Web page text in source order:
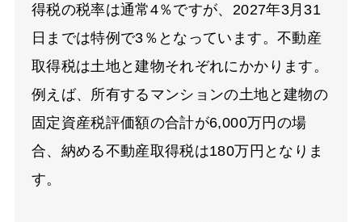
得税の税率は通常4％ですが、2027年3月31
日までは特例で3％となっています。不動産
取得税は土地と建物それぞれにかかります。
例えば、所有するマンションの土地と建物の
固定資産税評価額の合計が6,000万円の場
合、納める不動産取得税は180万円となりま
す。